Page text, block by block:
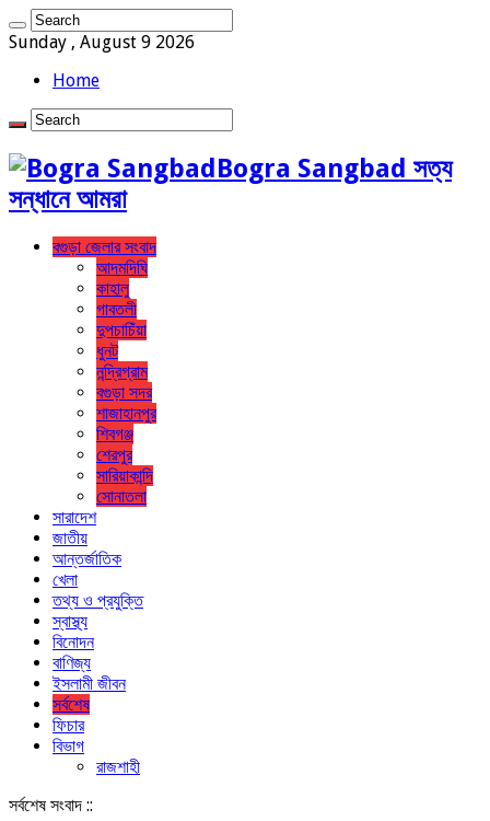
Sunday , August 9 2026
Home
Bogra Sangbad সত্য
সন্ধানে আমরা
বগুড়া জেলার সংবাদ
আদমদিঘি
কাহালু
গাবতলী
দুপচাচিঁয়া
ধুনট
নন্দ্রিগ্রাম
বগুড়া সদর
শাজাহানপুর
শিবগঞ্জ
শেরপুর
সারিয়াকান্দি
সোনাতলা
সারাদেশ
জাতীয়
আন্তর্জাতিক
খেলা
তথ্য ও প্রযুক্তি
স্বাস্থ্য
বিনোদন
বাণিজ্য
ইসলামী জীবন
সর্বশেষ
ফিচার
বিভাগ
রাজশাহী
সর্বশেষ সংবাদ ::